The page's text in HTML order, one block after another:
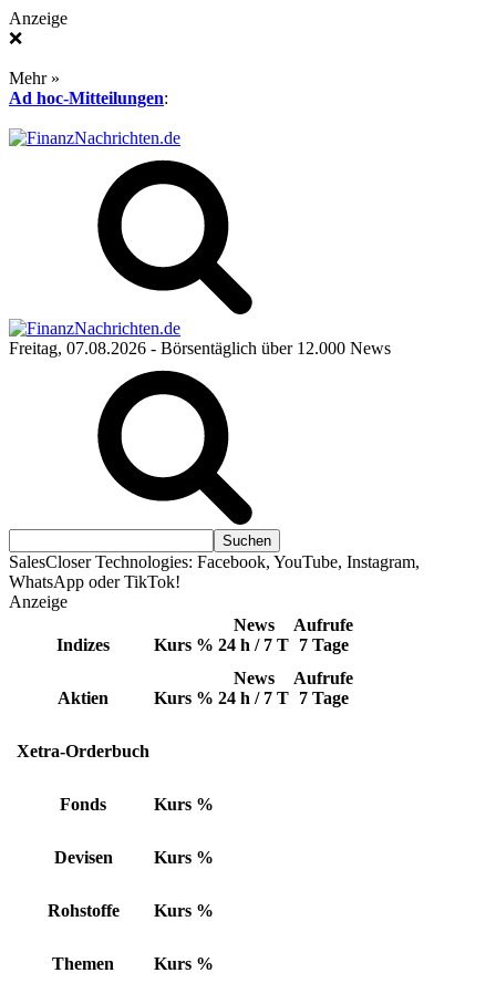
Anzeige
❌
Mehr »
Ad hoc-Mitteilungen:
Freitag, 07.08.2026 - Börsentäglich über 12.000 News
SalesCloser Technologies: Facebook, YouTube, Instagram,
WhatsApp oder TikTok!
Anzeige
Indizes Kurs %
News
24 h / 7 T
Aufrufe
7 Tage
Aktien Kurs %
News
24 h / 7 T
Aufrufe
7 Tage
Xetra-Orderbuch
Fonds Kurs %
Devisen Kurs %
Rohstoffe Kurs %
Themen Kurs %